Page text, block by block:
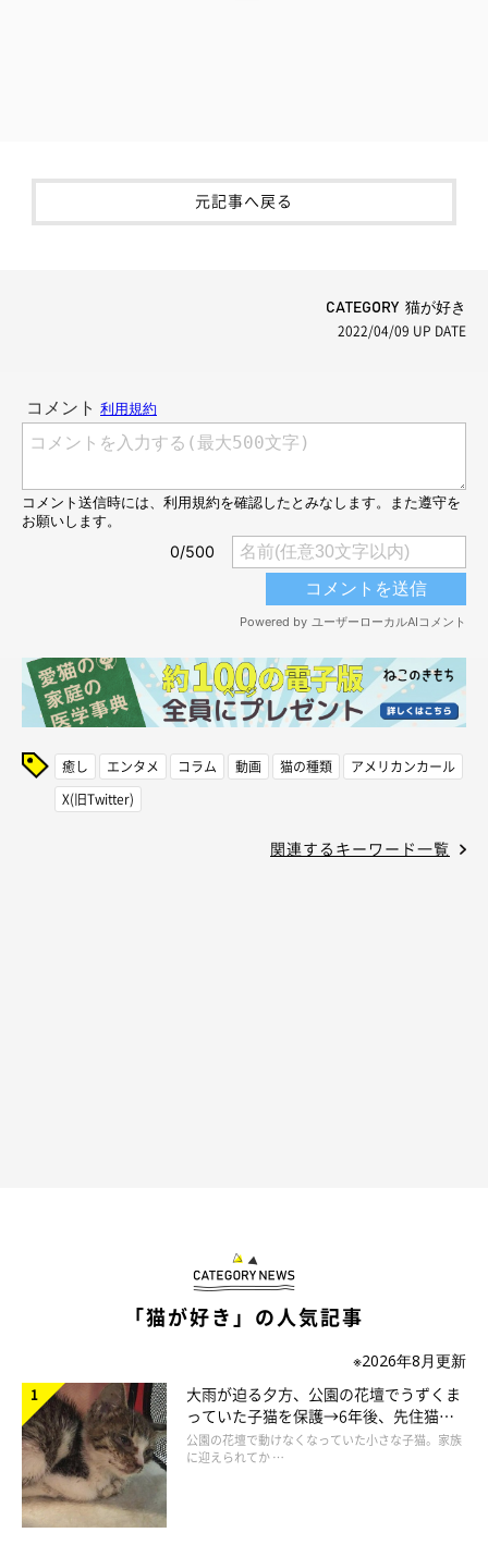
元記事へ戻る
CATEGORY 猫が好き
2022/04/09 UP DATE
癒し エンタメ コラム 動画 猫の種類
アメリカンカール
X(旧Twitter)
関連するキーワード一覧
「猫が好き」の人気記事
※2026年8月更新
大雨が迫る夕方、公園の花壇でうずくま
っていた子猫を保護→6年後、先住猫
と“姉妹”のような関係に
公園の花壇で動けなくなっていた小さな子猫。家族
に迎えられてか …